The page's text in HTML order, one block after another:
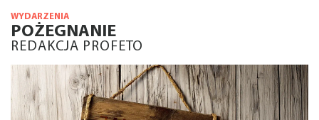
WYDARZENIA
POŻEGNANIE
REDAKCJA PROFETO